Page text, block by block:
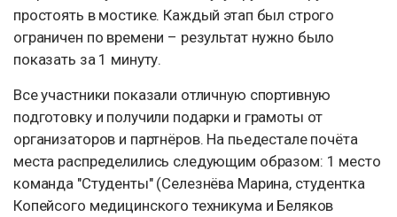
простоять в мостике. Каждый этап был строго
ограничен по времени – результат нужно было
показать за 1 минуту.
Все участники показали отличную спортивную
подготовку и получили подарки и грамоты от
организаторов и партнёров. На пьедестале почёта
места распределились следующим образом: 1 место
команда "Студенты" (Селезнёва Марина, студентка
Копейсого медицинского техникума и Беляков